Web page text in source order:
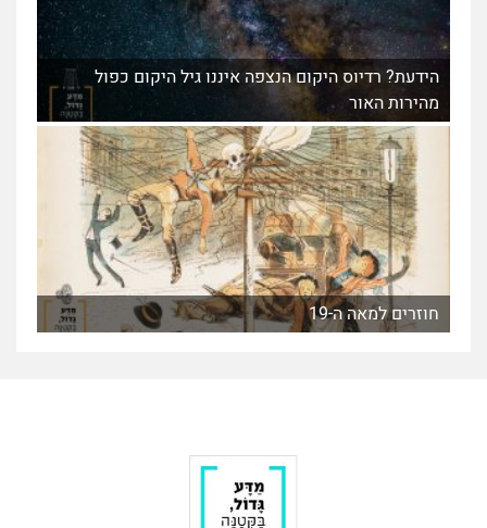
הידעת? רדיוס היקום הנצפה איננו גיל היקום כפול
מהירות האור
חוזרים למאה ה-19